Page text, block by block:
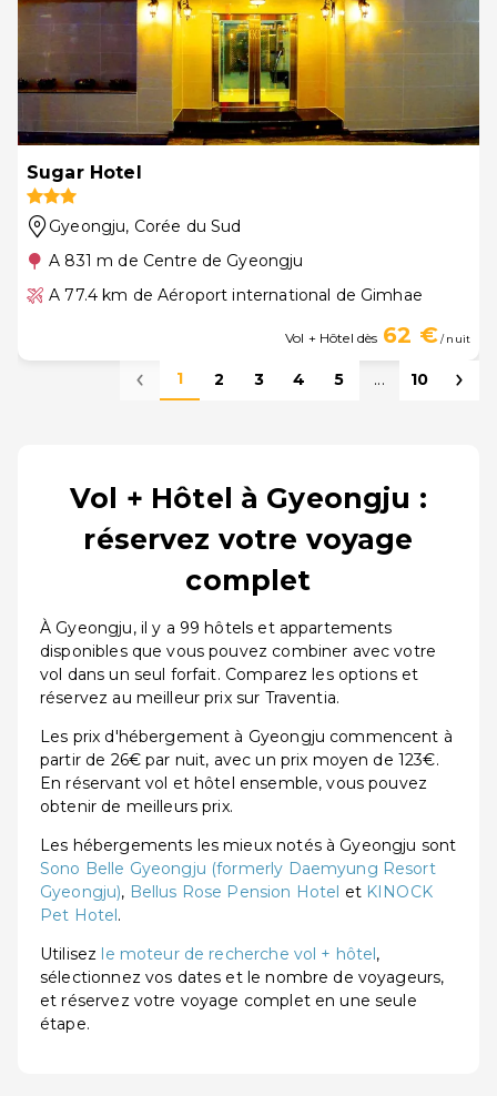
Sugar Hotel
Gyeongju, Corée du Sud
A 831 m de Centre de Gyeongju
A 77.4 km de Aéroport international de Gimhae
Vol + Hôtel dès 62 €/ nuit
1 2 3 4 5 ... 10
Vol + Hôtel à Gyeongju :
réservez votre voyage
complet
À Gyeongju, il y a 99 hôtels et appartements
disponibles que vous pouvez combiner avec votre
vol dans un seul forfait. Comparez les options et
réservez au meilleur prix sur Traventia.
Les prix d'hébergement à Gyeongju commencent à
partir de 26€ par nuit, avec un prix moyen de 123€.
En réservant vol et hôtel ensemble, vous pouvez
obtenir de meilleurs prix.
Les hébergements les mieux notés à Gyeongju sont
Sono Belle Gyeongju (formerly Daemyung Resort
Gyeongju), Bellus Rose Pension Hotel et KINOCK
Pet Hotel.
Utilisez le moteur de recherche vol + hôtel,
sélectionnez vos dates et le nombre de voyageurs,
et réservez votre voyage complet en une seule
étape.